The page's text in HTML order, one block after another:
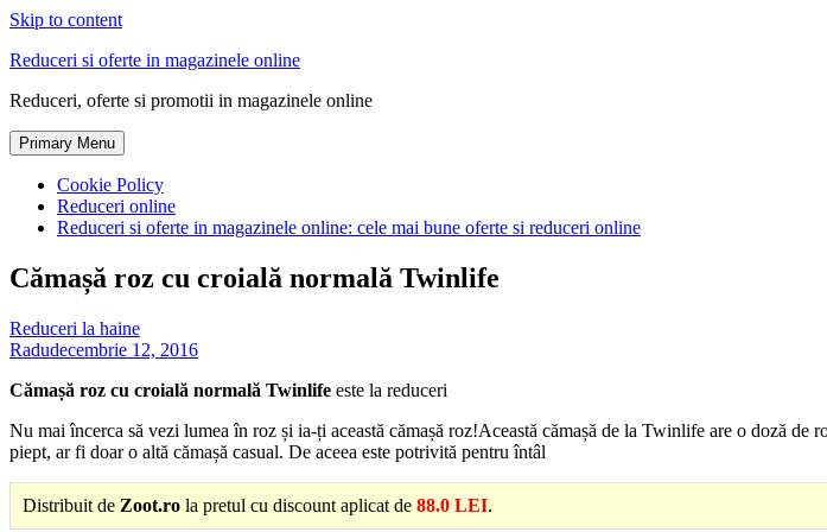
Skip to content
Reduceri si oferte in magazinele online
Reduceri, oferte si promotii in magazinele online
Primary Menu
Cookie Policy
Reduceri online
Reduceri si oferte in magazinele online: cele mai bune oferte si reduceri online
Cămașă roz cu croială normală Twinlife
Reduceri la haine
Radudecembrie 12, 2016
Cămașă roz cu croială normală Twinlife este la reduceri
Nu mai încerca să vezi lumea în roz și ia-ți această cămașă roz!Această cămașă de la Twinlife are o doză de
piept, ar fi doar o altă cămașă casual. De aceea este potrivită pentru întâl
Distribuit de Zoot.ro la pretul cu discount aplicat de 88.0 LEI.